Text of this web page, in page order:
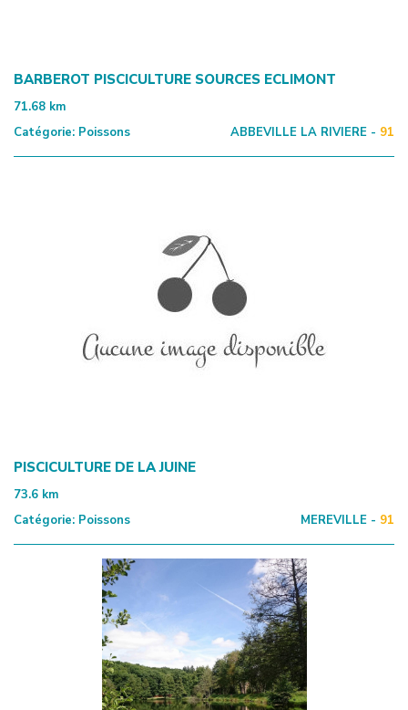
BARBEROT PISCICULTURE SOURCES ECLIMONT
71.68 km
Catégorie: Poissons ABBEVILLE LA RIVIERE - 91
PISCICULTURE DE LA JUINE
73.6 km
Catégorie: Poissons MEREVILLE - 91